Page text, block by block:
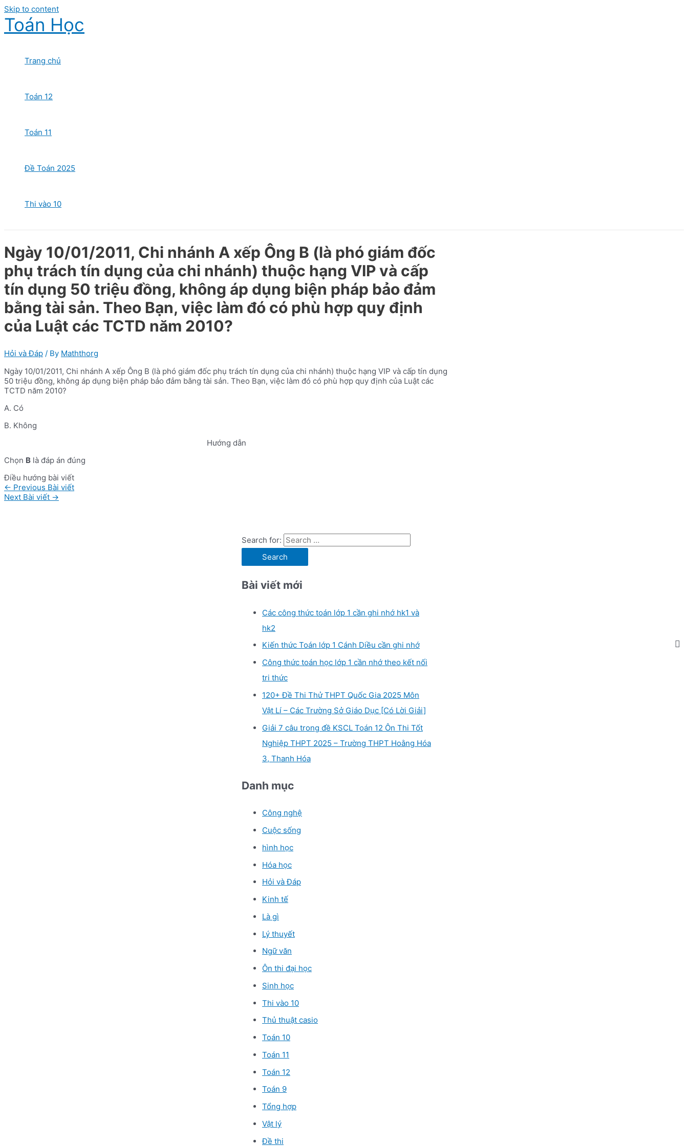
Skip to content
Toán Học
Trang chủ
Toán 12
Toán 11
Đề Toán 2025
Thi vào 10
Ngày 10/01/2011, Chi nhánh A xếp Ông B (là phó giám đốc
phụ trách tín dụng của chi nhánh) thuộc hạng VIP và cấp
tín dụng 50 triệu đồng, không áp dụng biện pháp bảo đảm
bằng tài sản. Theo Bạn, việc làm đó có phù hợp quy định
của Luật các TCTD năm 2010?
Hỏi và Đáp / By Maththorg
Ngày 10/01/2011, Chi nhánh A xếp Ông B (là phó giám đốc phụ trách tín dụng của chi nhánh) thuộc hạng VIP và cấp tín dụng
50 triệu đồng, không áp dụng biện pháp bảo đảm bằng tài sản. Theo Bạn, việc làm đó có phù hợp quy định của Luật các
TCTD năm 2010?
A. Có
B. Không
Hướng dẫn
Chọn B là đáp án đúng
Điều hướng bài viết
← Previous Bài viết
Next Bài viết →
Search for:
Bài viết mới
Các công thức toán lớp 1 cần ghi nhớ hk1 và
hk2
Kiến thức Toán lớp 1 Cánh Diều cần ghi nhớ
Công thức toán học lớp 1 cần nhớ theo kết nối
tri thức
120+ Đề Thi Thử THPT Quốc Gia 2025 Môn
Vật Lí – Các Trường Sở Giáo Dục [Có Lời Giải]
Giải 7 câu trong đề KSCL Toán 12 Ôn Thi Tốt
Nghiệp THPT 2025 – Trường THPT Hoằng Hóa
3, Thanh Hóa
Danh mục
Công nghệ
Cuộc sống
hình học
Hóa học
Hỏi và Đáp
Kinh tế
Là gì
Lý thuyết
Ngữ văn
Ôn thi đại học
Sinh học
Thi vào 10
Thủ thuật casio
Toán 10
Toán 11
Toán 12
Toán 9
Tổng hợp
Vật lý
Đề thi